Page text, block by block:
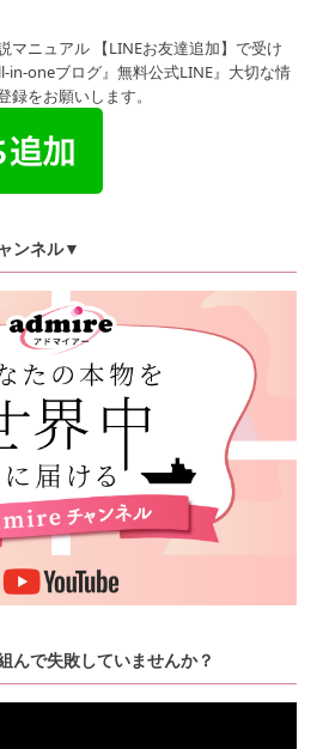
マニュアル 【LINEお友達追加】で受け
in-oneブログ』無料公式LINE』大切な情
をお願いします。
ンネル▼
んで失敗していませんか？